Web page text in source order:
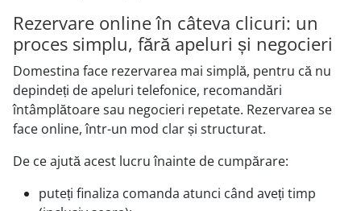
Rezervare online în câteva clicuri: un
proces simplu, fără apeluri și negocieri
Domestina face rezervarea mai simplă, pentru că nu
depindeți de apeluri telefonice, recomandări
întâmplătoare sau negocieri repetate. Rezervarea se
face online, într-un mod clar și structurat.
De ce ajută acest lucru înainte de cumpărare:
puteți finaliza comanda atunci când aveți timp